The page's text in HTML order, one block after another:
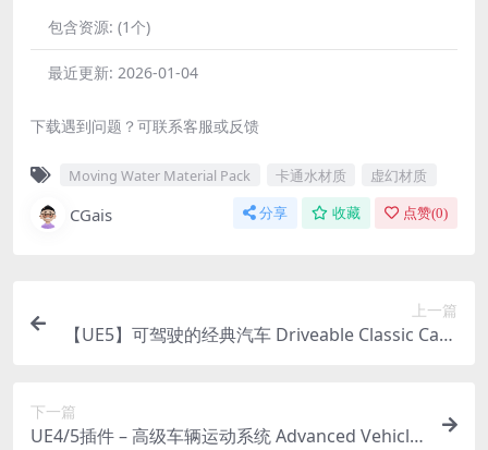
包含资源: (1个)
最近更新: 2026-01-04
下载遇到问题？可联系客服或反馈
Moving Water Material Pack 卡通水材质 虚幻材质
CGais 分享 收藏 点赞(0)
上一篇
【UE5】可驾驶的经典汽车 Driveable Classic Car /
下一篇
UE4/5插件 – 高级车辆运动系统 Advanced Vehicle